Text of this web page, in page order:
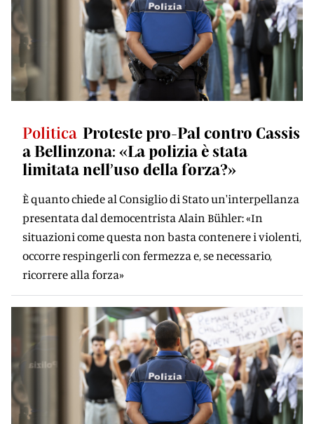
Politica Proteste pro-Pal contro Cassis
a Bellinzona: «La polizia è stata
limitata nell’uso della forza?»
È quanto chiede al Consiglio di Stato un'interpellanza
presentata dal democentrista Alain Bühler: «In
situazioni come questa non basta contenere i violenti,
occorre respingerli con fermezza e, se necessario,
ricorrere alla forza»